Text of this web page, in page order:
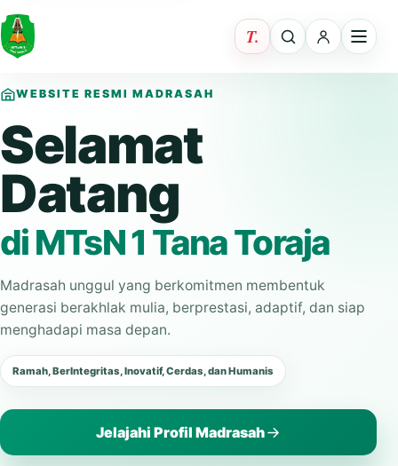
WEBSITE RESMI MADRASAH
Selamat
Datang
di MTsN 1 Tana Toraja
Madrasah unggul yang berkomitmen membentuk
generasi berakhlak mulia, berprestasi, adaptif, dan siap
menghadapi masa depan.
Ramah, BerIntegritas, Inovatif, Cerdas, dan Humanis
Jelajahi Profil Madrasah